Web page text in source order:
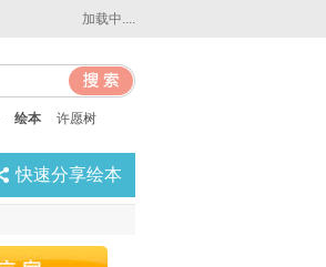
加载中....
绘本 许愿树
快速分享绘本